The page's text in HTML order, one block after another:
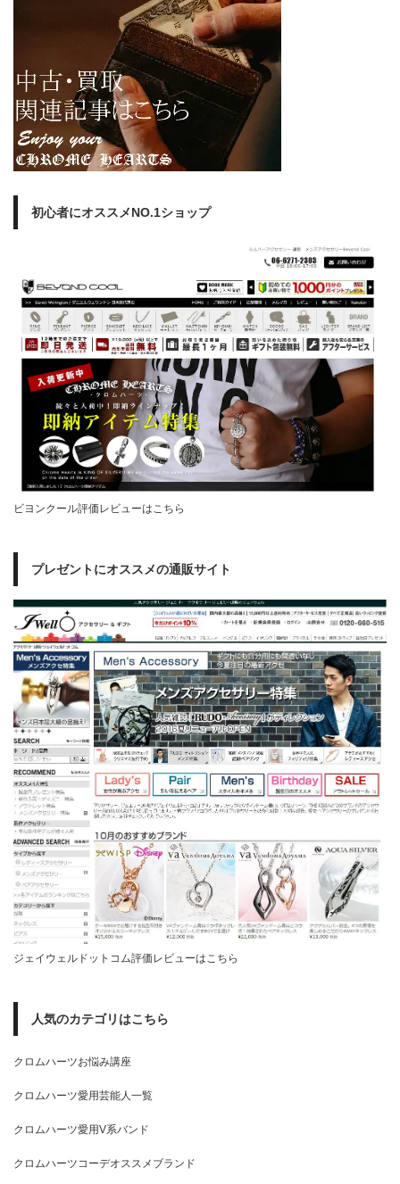
初心者にオススメNO.1ショップ
ビヨンクール評価レビューはこちら
プレゼントにオススメの通販サイト
ジェイウェルドットコム評価レビューはこちら
人気のカテゴリはこちら
クロムハーツお悩み講座
クロムハーツ愛用芸能人一覧
クロムハーツ愛用V系バンド
クロムハーツコーデオススメブランド